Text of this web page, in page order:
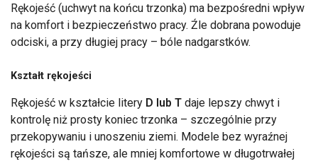
Rękojeść (uchwyt na końcu trzonka) ma bezpośredni wpływ
na komfort i bezpieczeństwo pracy. Źle dobrana powoduje
odciski, a przy długiej pracy – bóle nadgarstków.
Kształt rękojeści
Rękojeść w kształcie litery D lub T daje lepszy chwyt i
kontrolę niż prosty koniec trzonka – szczególnie przy
przekopywaniu i unoszeniu ziemi. Modele bez wyraźnej
rękojeści są tańsze, ale mniej komfortowe w długotrwałej